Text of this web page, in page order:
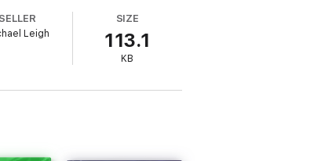
leurs connaissances.
et de la physiologie du système
SELLER
Leigh
SIZE
113.1
KB